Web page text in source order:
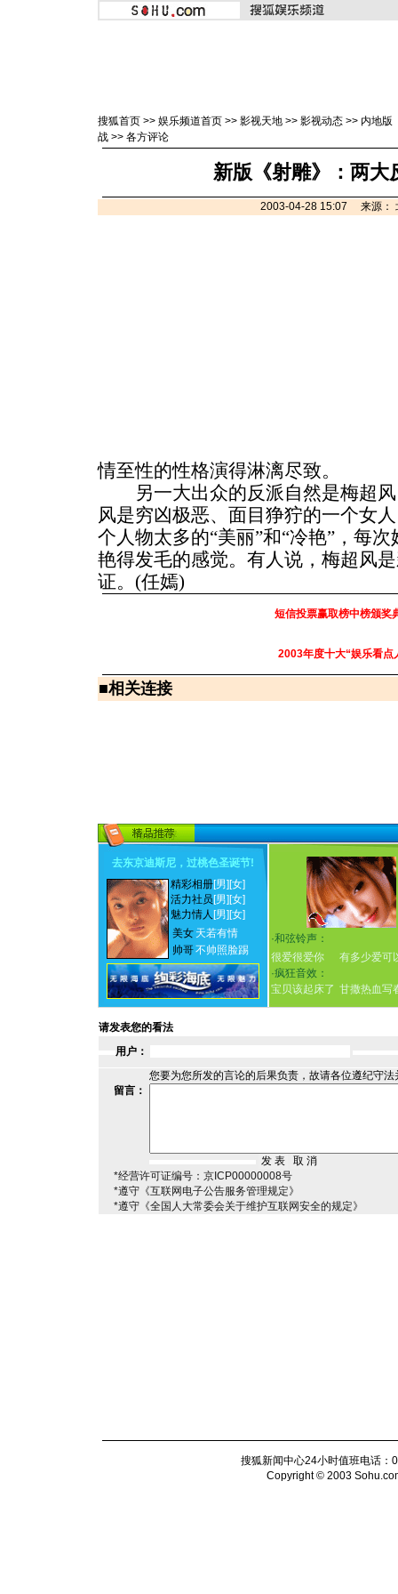
搜狐首页 >> 娱乐频道首页 >> 影视天地 >> 影视动态 >> 内地版
战 >> 各方评论
新版《射雕》：两大
2003-04-28 15:07 来源：
情至性的性格演得淋漓尽致。
另一大出众的反派自然是梅超风
风是穷凶极恶、面目狰狞的一个女
个人物太多的“美丽”和“冷艳”，每
艳得发毛的感觉。有人说，梅超风
证。(任嫣)
短信投票赢取榜中榜颁奖
2003年度十大“娱乐看点
■相关连接
去东京迪斯尼，过桃色圣诞节!
精彩相册[男] [女]
活力社员 [男] [女]
魅力情人 [男] [女]
美女 天若有情
帅哥不帅照脸踢
·和弦铃声：
很爱很爱你
有多少爱可
·疯狂音效：
宝贝该起床了 甘撒热血写
请发表您的看法
用户：
您要为您所发的言论的后果负责，故请各位遵纪守
留言：
*经营许可证编号：京ICP00000008号
*遵守《互联网电子公告服务管理规定》
*遵守《全国人大常委会关于维护互联网安全的规定》
搜狐新闻中心24小时值班电话
Copyright © 2003